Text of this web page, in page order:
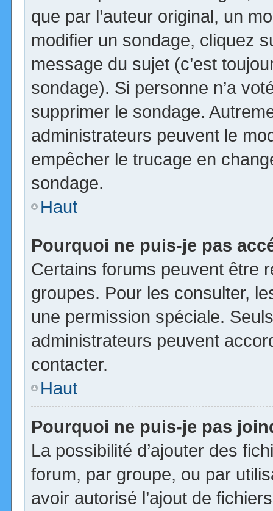
que par l’auteur original, un
modifier un sondage, cliquez
message du sujet (c’est
sondage). Si personne n’a
supprimer le sondage.
administrateurs peuvent le
empêcher le trucage en
sondage.
Haut
Pourquoi ne puis-je pas
Certains forums peuvent être
groupes. Pour les consulter,
une permission spéciale.
administrateurs peuvent
contacter.
Haut
Pourquoi ne puis-je pas
La possibilité d’ajouter des
forum, par groupe, ou par
avoir autorisé l’ajout de